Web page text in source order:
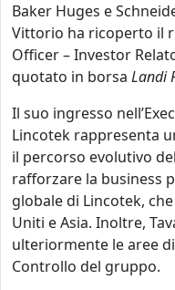
Baker Huges e
Vittorio ha ricoperto il
Officer – Investor
quotato in borsa Landi
Il suo ingresso
Lincotek rappresenta
il percorso evolutivo
rafforzare la business
globale di Lincotek,
Uniti e Asia. Inoltre,
ulteriormente le aree
Controllo del gruppo.